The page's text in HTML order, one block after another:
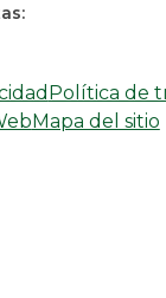
Política de
Mapa del sitio